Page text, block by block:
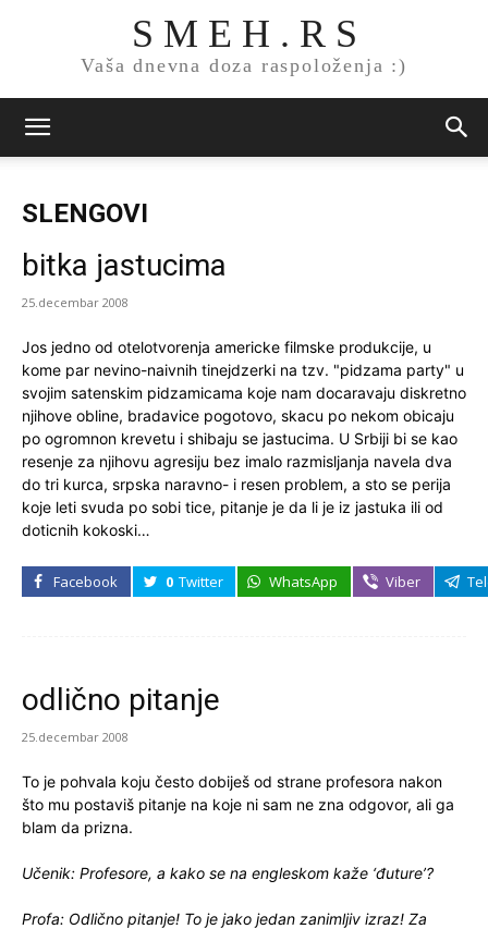
S M E H . R S
Vaša dnevna doza raspoloženja :)
SLENGOVI
bitka jastucima
25.decembar 2008
Jos jedno od otelotvorenja americke filmske produkcije, u
kome par nevino-naivnih tinejdzerki na tzv. "pidzama party" u
svojim satenskim pidzamicama koje nam docaravaju diskretno
njihove obline, bradavice pogotovo, skacu po nekom obicaju
po ogromnon krevetu i shibaju se jastucima. U Srbiji bi se kao
resenje za njihovu agresiju bez imalo razmisljanja navela dva
do tri kurca, srpska naravno- i resen problem, a sto se perija
koje leti svuda po sobi tice, pitanje je da li je iz jastuka ili od
doticnih kokoski…
Facebook 0 Twitter WhatsApp Viber
odlično pitanje
25.decembar 2008
To je pohvala koju često dobiješ od strane profesora nakon
što mu postaviš pitanje na koje ni sam ne zna odgovor, ali ga
blam da prizna.
Učenik: Profesore, a kako se na engleskom kaže ‘đuture’?
Profa: Odlično pitanje! To je jako jedan zanimljiv izraz! Za